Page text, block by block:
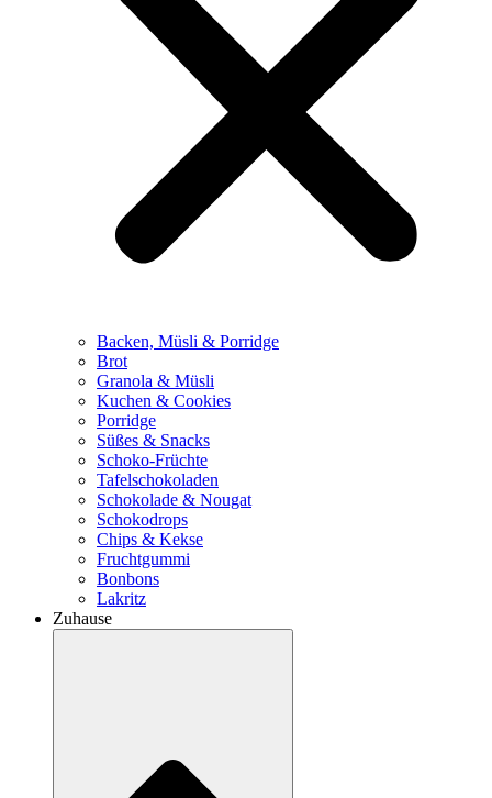
Backen, Müsli & Porridge
Brot
Granola & Müsli
Kuchen & Cookies
Porridge
Süßes & Snacks
Schoko-Früchte
Tafelschokoladen
Schokolade & Nougat
Schokodrops
Chips & Kekse
Fruchtgummi
Bonbons
Lakritz
Zuhause